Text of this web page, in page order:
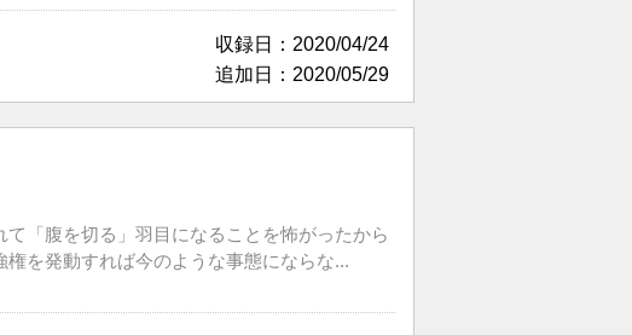
収録日：2020/04/24
追加日：2020/05/29
「腹を切る」羽目になることを怖がったから
を発動すれば今のような事態にならな...